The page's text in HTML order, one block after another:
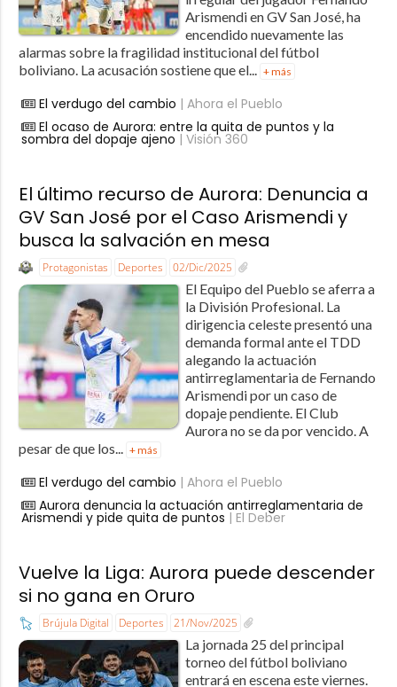
Arismendi en GV San José, ha
encendido nuevamente las
alarmas sobre la fragilidad institucional del fútbol
boliviano. La acusación sostiene que el... + más
El verdugo del cambio | Ahora el Pueblo
El ocaso de Aurora: entre la quita de puntos y la
sombra del dopaje ajeno | Visión 360
El último recurso de Aurora: Denuncia a
GV San José por el Caso Arismendi y
busca la salvación en mesa
Protagonistas Deportes 02/Dic/2025
El Equipo del Pueblo se aferra a
la División Profesional. La
dirigencia celeste presentó una
demanda formal ante el TDD
alegando la actuación
antirreglamentaria de Fernando
Arismendi por un caso de
dopaje pendiente. El Club
Aurora no se da por vencido. A
pesar de que los... + más
El verdugo del cambio | Ahora el Pueblo
Aurora denuncia la actuación antirreglamentaria de
Arismendi y pide quita de puntos | El Deber
Vuelve la Liga: Aurora puede descender
si no gana en Oruro
Brújula Digital Deportes 21/Nov/2025
La jornada 25 del principal
torneo del fútbol boliviano
entrará en escena este viernes.